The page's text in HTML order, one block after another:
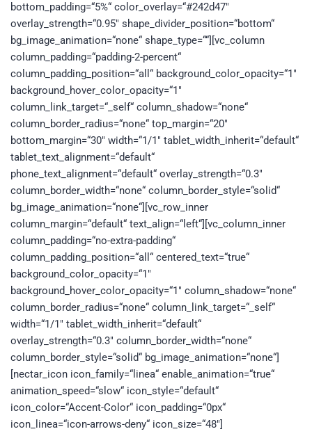
bottom_padding=“5%“ color_overlay=“#242d47″
overlay_strength=“0.95″ shape_divider_position=“bottom“
bg_image_animation=“none“ shape_type=““][vc_column
column_padding=“padding-2-percent“
column_padding_position=“all“ background_color_opacity=“1″
background_hover_color_opacity=“1″
column_link_target=“_self“ column_shadow=“none“
column_border_radius=“none“ top_margin=“20″
bottom_margin=“30″ width=“1/1″ tablet_width_inherit=“default“
tablet_text_alignment=“default“
phone_text_alignment=“default“ overlay_strength=“0.3″
column_border_width=“none“ column_border_style=“solid“
bg_image_animation=“none“][vc_row_inner
column_margin=“default“ text_align=“left“][vc_column_inner
column_padding=“no-extra-padding“
column_padding_position=“all“ centered_text=“true“
background_color_opacity=“1″
background_hover_color_opacity=“1″ column_shadow=“none“
column_border_radius=“none“ column_link_target=“_self“
width=“1/1″ tablet_width_inherit=“default“
overlay_strength=“0.3″ column_border_width=“none“
column_border_style=“solid“ bg_image_animation=“none“]
[nectar_icon icon_family=“linea“ enable_animation=“true“
animation_speed=“slow“ icon_style=“default“
icon_color=“Accent-Color“ icon_padding=“0px“
icon_linea=“icon-arrows-deny“ icon_size=“48″]